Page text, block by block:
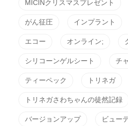
MICINクリスマスプレゼント
がん征圧 インプラント
エコー オンライン;
シリコーンゲルシート チ
ティーペック トリネガ
トリネガさわちゃんの徒然記録
バージョンアップ ビュー